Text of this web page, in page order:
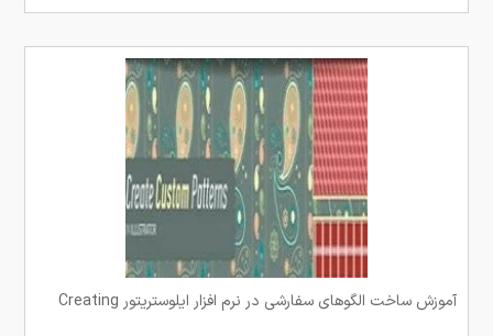
آموزش ساخت الگوهای سفارشی در نرم افزار ایلوستریتور Creating